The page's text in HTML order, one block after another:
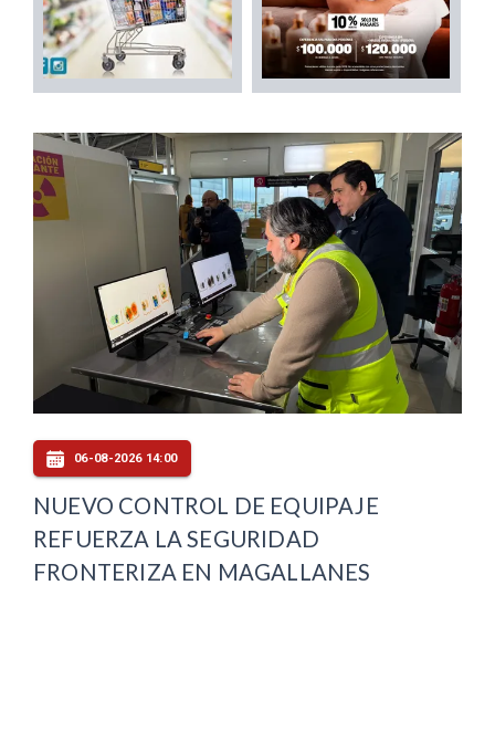
06-08-2026 14:00
NUEVO CONTROL DE EQUIPAJE
REFUERZA LA SEGURIDAD
FRONTERIZA EN MAGALLANES